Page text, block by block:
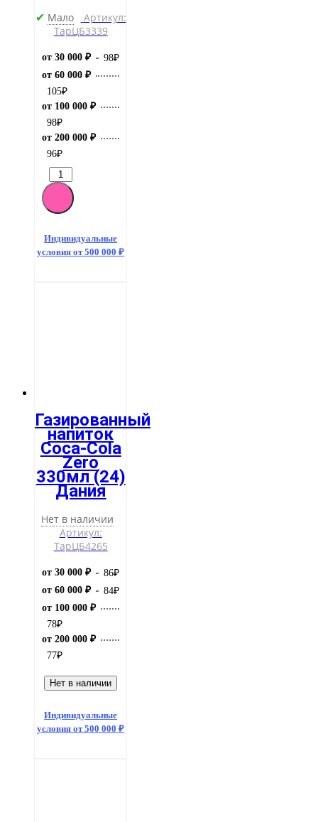
✔ Мало
Артикул:
ТарЦБ3339
от 30 000 ₽ 98₽
от 60 000 ₽
105₽
от 100 000 ₽
98₽
от 200 000 ₽
96₽
Индивидуальные
условия от 500 000 ₽
Газированный
напиток
Coca-Cola
Zero
330мл (24)
Дания
Нет в наличии
Артикул:
ТарЦБ4265
от 30 000 ₽ 86₽
от 60 000 ₽
84₽
от 100 000 ₽
78₽
от 200 000 ₽
77₽
Нет в наличии
Индивидуальные
условия от 500 000 ₽